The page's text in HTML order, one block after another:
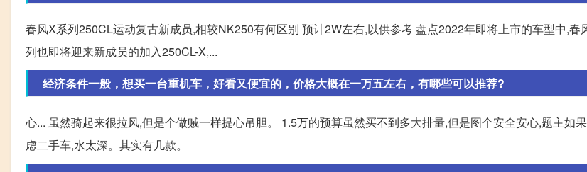
春风X系列250CL运动复古新成员,相较NK250有何区别 预计2W左右,以供参考 盘点2022年即将上市的车型中,春
列也即将迎来新成员的加入250CL-X,...
经济条件一般，想买一台重机车，好看又便宜的，价格大概在一万五左右，有哪些可以推荐?
心... 虽然骑起来很拉风,但是个做贼一样提心吊胆。 1.5万的预算虽然买不到多大排量,但是图个安全安心,题主如
虑二手车,水太深。其实有几款。